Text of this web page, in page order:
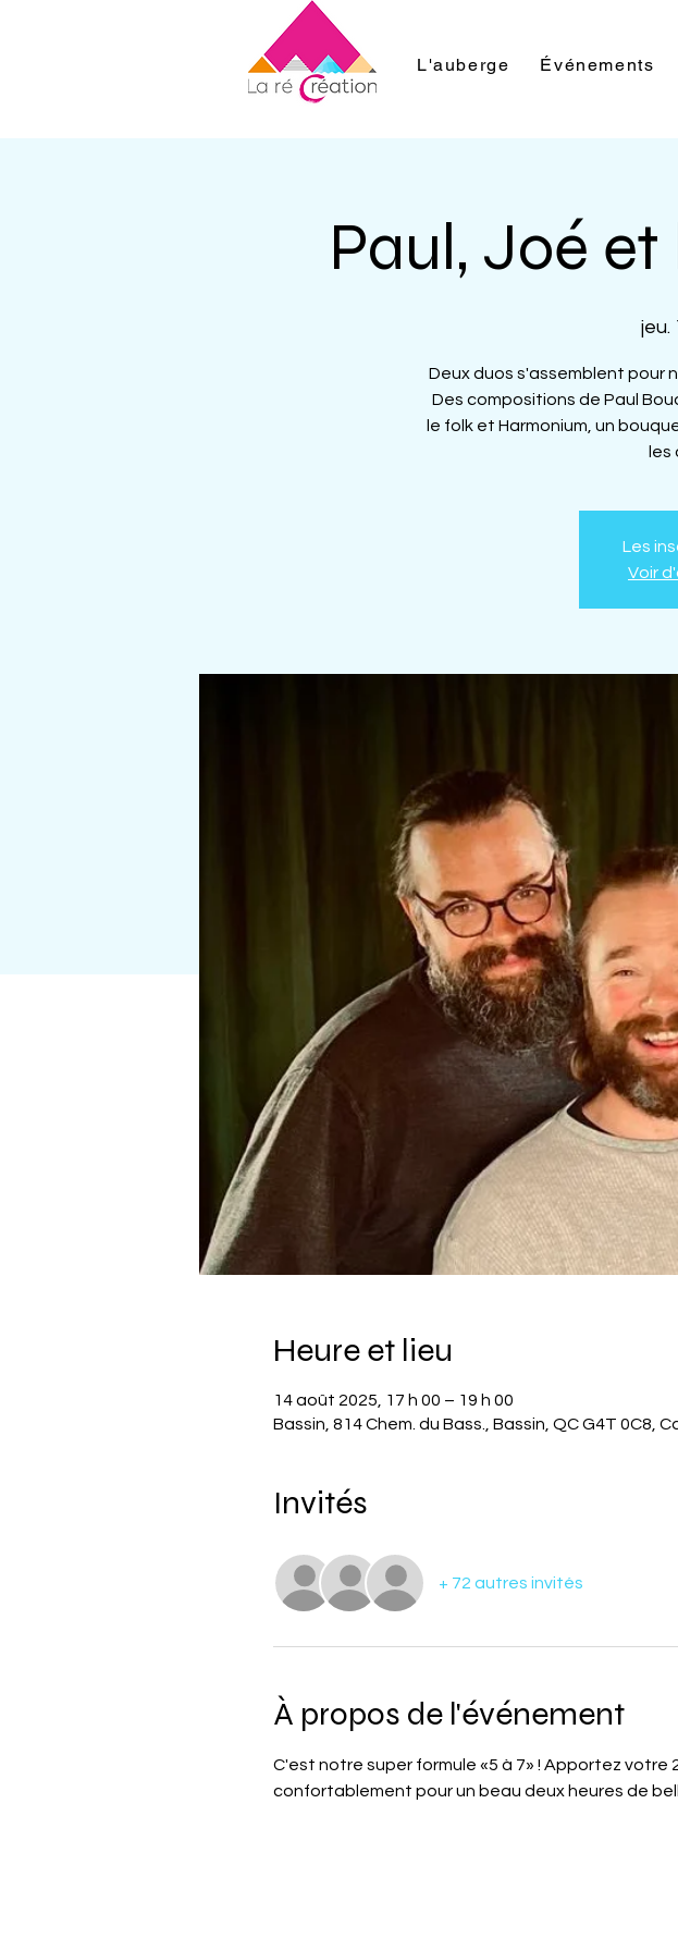
L'auberge Événements
Paul, Joé
jeu.
Deux duos s'assemblent pour
Des compositions de Paul
le folk et Harmonium, un
les
Les
Voir
Heure et lieu
14 août 2025, 17 h 00 – 19 h 00
Bassin, 814 Chem. du Bass., Bassin, QC G4T 0C8,
Invités
+ 72 autres invités
À propos de l'événement
C'est notre super formule «5 à 7» ! Apportez
confortablement pour un beau deux heures de